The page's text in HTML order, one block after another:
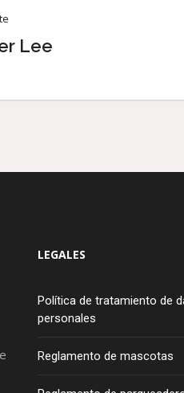
Lee
LEGALES
Política de tratamiento de
personales
Reglamento de mascotas